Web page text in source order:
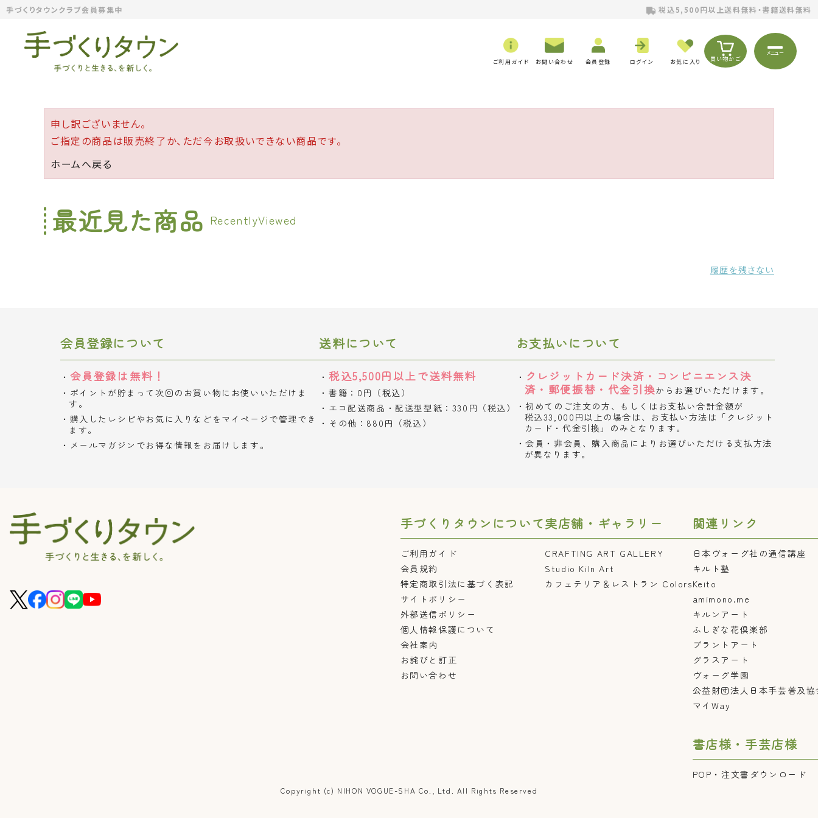
手づくりタウンクラブ会員募集中 税込5,500円以上送料無料・書籍送料無料
ご利用ガイド お問い合わせ 会員登録 ログイン お気に入り 買い物かご
メニュー
最近見た商品
履歴を残さない
申し訳ございません。
ご指定の商品は販売終了か、ただ今お取扱いできない商品です。
ホームへ戻る
会員登録について
会員登録は無料！
ポイントが貯まって次回のお買い物にお使いいただけま
す。
購入したレシピやお気に入りなどをマイページで管理でき
ます。
メールマガジンでお得な情報をお届けします。
送料について
税込5,500円以上で送料無料
書籍：0円（税込）
エコ配送商品・配送型型紙：330円（税込）
その他：880円（税込）
お支払いについて
クレジットカード決済・コンビニエンス決
済・郵便振替・代金引換からお選びいただけます。
初めてのご注文の方、もしくはお支払い合計金額が
税込33,000円以上の場合は、お支払い方法は「クレジット
カード・代金引換」のみとなります。
会員・非会員、購入商品によりお選びいただける支払方法
が異なります。
手づくりタウンについて
ご利用ガイド
会員規約
特定商取引法に基づく表記
サイトポリシー
外部送信ポリシー
個人情報保護について
会社案内
お詫びと訂正
お問い合わせ
実店舗・ギャラリー
CRAFTING ART GALLERY
Studio Kiln Art
カフェテリア＆レストラン Colors
関連リンク
日本ヴォーグ社の通信講座
キルト塾
Keito
amimono.me
キルンアート
ふしぎな花倶楽部
プラントアート
グラスアート
ヴォーグ学園
公益財団法人日本手芸普及協
マイWay
書店様・手芸店様
POP・注文書ダウンロード
Copyright (c) NIHON VOGUE-SHA Co., Ltd. All Rights Reserved